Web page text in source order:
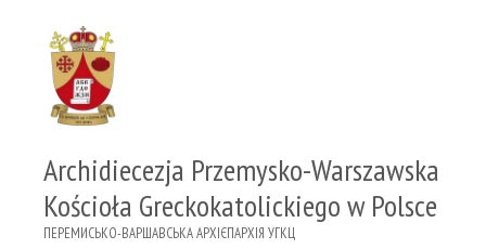
Archidiecezja Przemysko-Warszawska
Kościoła Greckokatolickiego w Polsce
ПЕРЕМИСЬКО-ВАРШАВСЬКА АРХІЄПАРХІЯ УГКЦ